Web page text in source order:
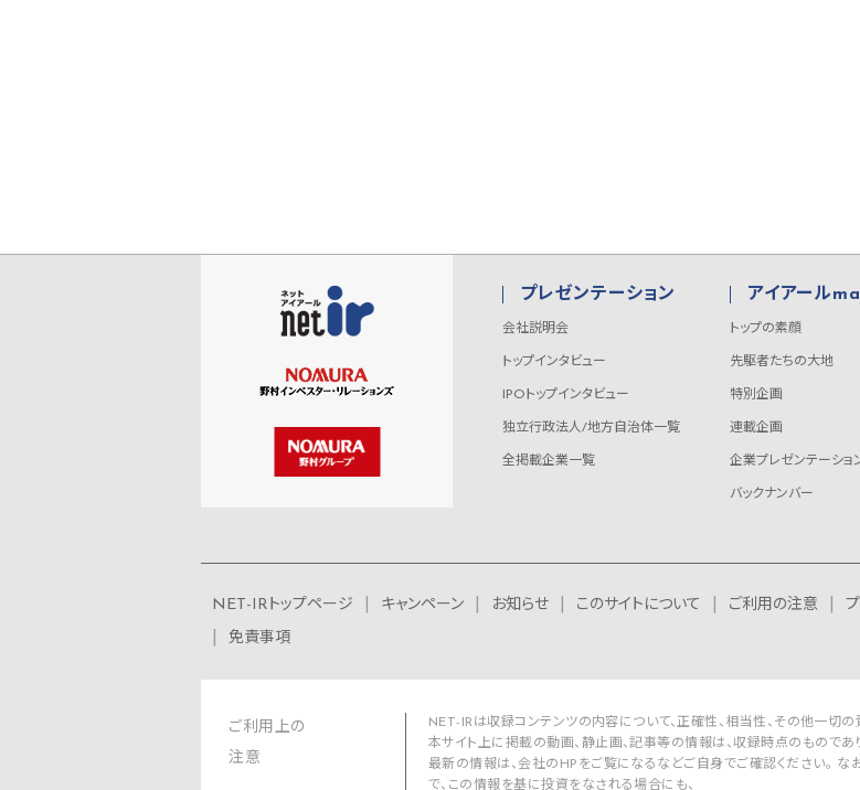
プレゼンテーション
会社説明会
トップインタビュー
IPOトップインタビュー
独立行政法人/地方自治体一覧
全掲載企業一覧
アイアール
トップの素顔
先駆者たちの大地
特別企画
連載企画
企業プレゼンテーショ
バックナンバー
NET-IRトップページ キャンペーン お知らせ このサイトについて ご利用の注意
免責事項
ご利用上の
注意
NET-IRは収録コンテンツの内容について、正確性、相当性、その他一切の
本サイト上に掲載の動画、静止画、記事等の情報は、収録時点のものであ
最新の情報は、会社のHPをご覧になるなどご自身でご確認ください。
で、この情報を基に投資をなされる場合にも、